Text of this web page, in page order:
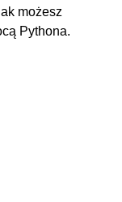
możesz
Pythona.